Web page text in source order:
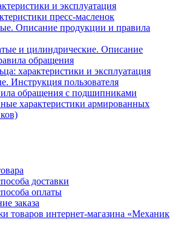
и эксплуатация
пресс‑масленок
Описание продукции и правила
и цилиндрические. Описание
обращения
характеристики и эксплуатация
Инструкция пользователя
обращения с подшипниками
характеристики армированных
доставки
оплаты
заказа
товаров интернет-магазина «Механик